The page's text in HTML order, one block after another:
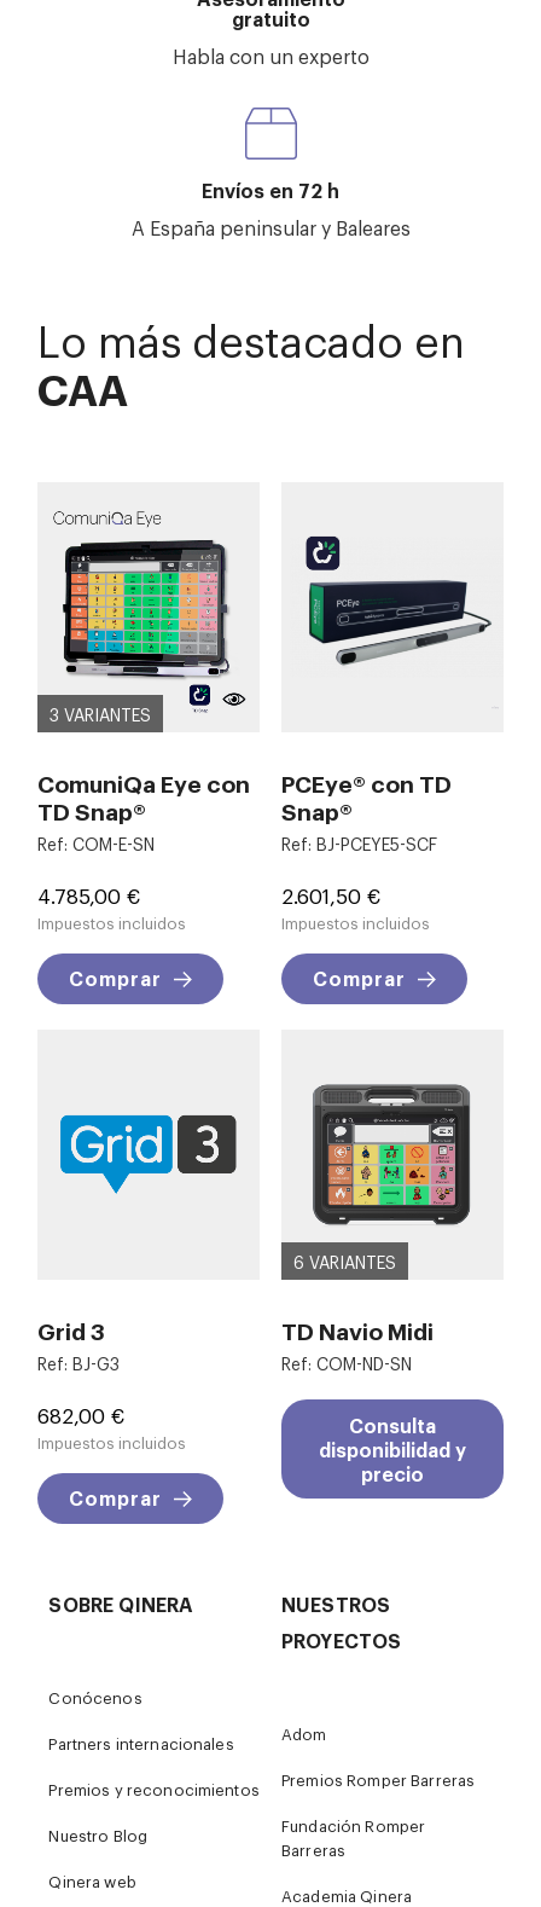
gratuito
Habla con un experto
Envíos en 72 h
A España peninsular y Baleares
Lo más destacado en
CAA
3 VARIANTES
ComuniQa Eye con
TD Snap®
Ref: COM-E-SN
Precio
4.785,00 €
Impuestos incluidos
Comprar
PCEye® con TD
Snap®
Ref: BJ-PCEYE5-SCF
Precio
2.601,50 €
Impuestos incluidos
Comprar
Grid 3
Ref: BJ-G3
Precio
682,00 €
Impuestos incluidos
Comprar
6 VARIANTES
TD Navio Midi
Ref: COM-ND-SN
Consulta
disponibilidad y
precio
SOBRE QINERA
Conócenos
Partners internacionales
Premios y reconocimientos
Nuestro Blog
Qinera web
NUESTROS
PROYECTOS
Adom
Premios Romper Barreras
Fundación Romper
Barreras
Academia Qinera